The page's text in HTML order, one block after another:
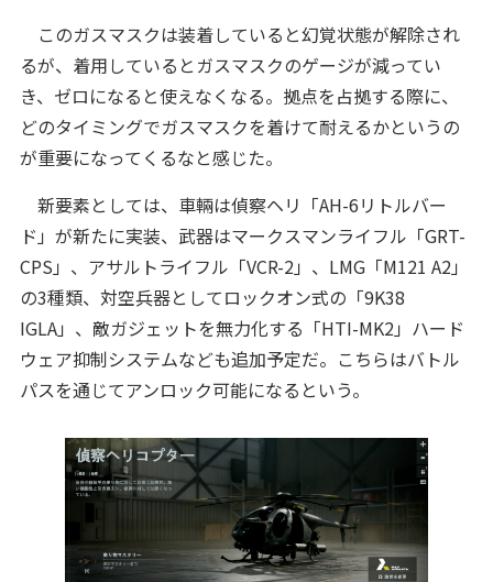
このガスマスクは装着していると幻覚状態が解除され
るが、着用しているとガスマスクのゲージが減ってい
き、ゼロになると使えなくなる。拠点を占拠する際に、
どのタイミングでガスマスクを着けて耐えるかというの
が重要になってくるなと感じた。
新要素としては、車輛は偵察ヘリ「AH-6リトルバー
ド」が新たに実装、武器はマークスマンライフル「GRT-
CPS」、アサルトライフル「VCR-2」、LMG「M121 A2」
の3種類、対空兵器としてロックオン式の「9K38
IGLA」、敵ガジェットを無力化する「HTI-MK2」ハード
ウェア抑制システムなども追加予定だ。こちらはバトル
パスを通じてアンロック可能になるという。